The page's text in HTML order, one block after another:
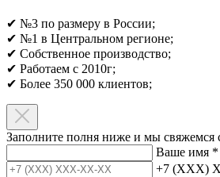
✔ №3 по размеру в России;
✔ №1 в Центральном регионе;
✔ Собственное производство;
✔ Работаем с 2010г;
✔ Более 350 000 клиентов;​
Заполните полня ниже и мы свяжемся
Ваше имя *
+7 (XXX)